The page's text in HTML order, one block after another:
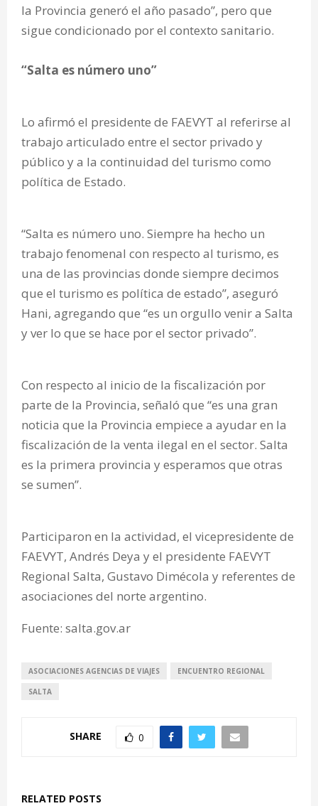
la Provincia generó el año pasado”, pero que
sigue condicionado por el contexto sanitario.
“Salta es número uno”
Lo afirmó el presidente de FAEVYT al referirse al
trabajo articulado entre el sector privado y
público y a la continuidad del turismo como
política de Estado.
“Salta es número uno. Siempre ha hecho un
trabajo fenomenal con respecto al turismo, es
una de las provincias donde siempre decimos
que el turismo es política de estado”, aseguró
Hani, agregando que “es un orgullo venir a Salta
y ver lo que se hace por el sector privado”.
Con respecto al inicio de la fiscalización por
parte de la Provincia, señaló que “es una gran
noticia que la Provincia empiece a ayudar en la
fiscalización de la venta ilegal en el sector. Salta
es la primera provincia y esperamos que otras
se sumen”.
Participaron en la actividad, el vicepresidente de
FAEVYT, Andrés Deya y el presidente FAEVYT
Regional Salta, Gustavo Dimécola y referentes de
asociaciones del norte argentino.
Fuente: salta.gov.ar
ASOCIACIONES AGENCIAS DE VIAJES ENCUENTRO REGIONAL
SALTA
SHARE 0
RELATED POSTS